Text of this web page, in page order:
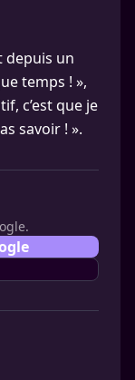
depuis un
temps ! »,
c’est que je
savoir ! ».